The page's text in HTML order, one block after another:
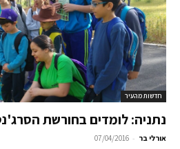
חדשות מהעיר
נתניה: לומדים בחורשת
אורלי בר -
07/04/2016